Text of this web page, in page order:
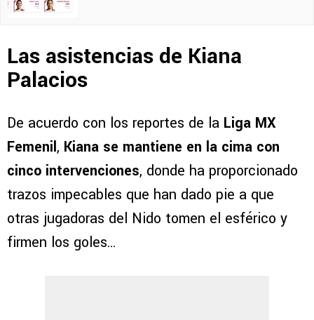
Las asistencias de Kiana
Palacios
De acuerdo con los reportes de la Liga MX
Femenil, Kiana se mantiene en la cima con
cinco intervenciones, donde ha proporcionado
trazos impecables que han dado pie a que
otras jugadoras del Nido tomen el esférico y
firmen los goles…